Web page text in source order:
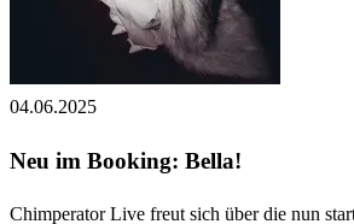
04.06.2025
Neu im Booking: Bella!
Chimperator Live freut sich über die nun